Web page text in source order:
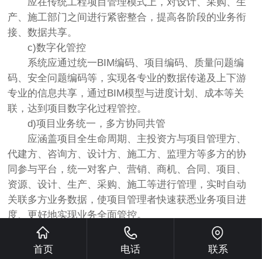
产、施工部门之间进行紧密整合，提高各阶段的业务衔
接、数据共享。
c)数字化管控
系统应通过统一BIM编码、项目编码、质量问题编
码、安全问题编码等，实现各专业的数据传递及上下游
专业的信息共享，通过BIM模型与进度计划、成本等关
联，达到项目数字化过程管控。
d)项目业务统一，多方协同共管
应涵盖项目全生命周期、主投资方与项目管理方、
代建方、咨询方、设计方、施工方、监理方等多方的协
同参与平台，统一对客户、营销、商机、合同、项目、
资源、设计、生产、采购、施工等进行管理，实时自动
关联多方业务数据，使项目管理者快速获悉业务项目进
度、更好地实现业务全面管控。
2.7.4.2 政府监督管理系统
根据当地政策，宜建立项目监督管理系统，应具备
首页 电话 联系